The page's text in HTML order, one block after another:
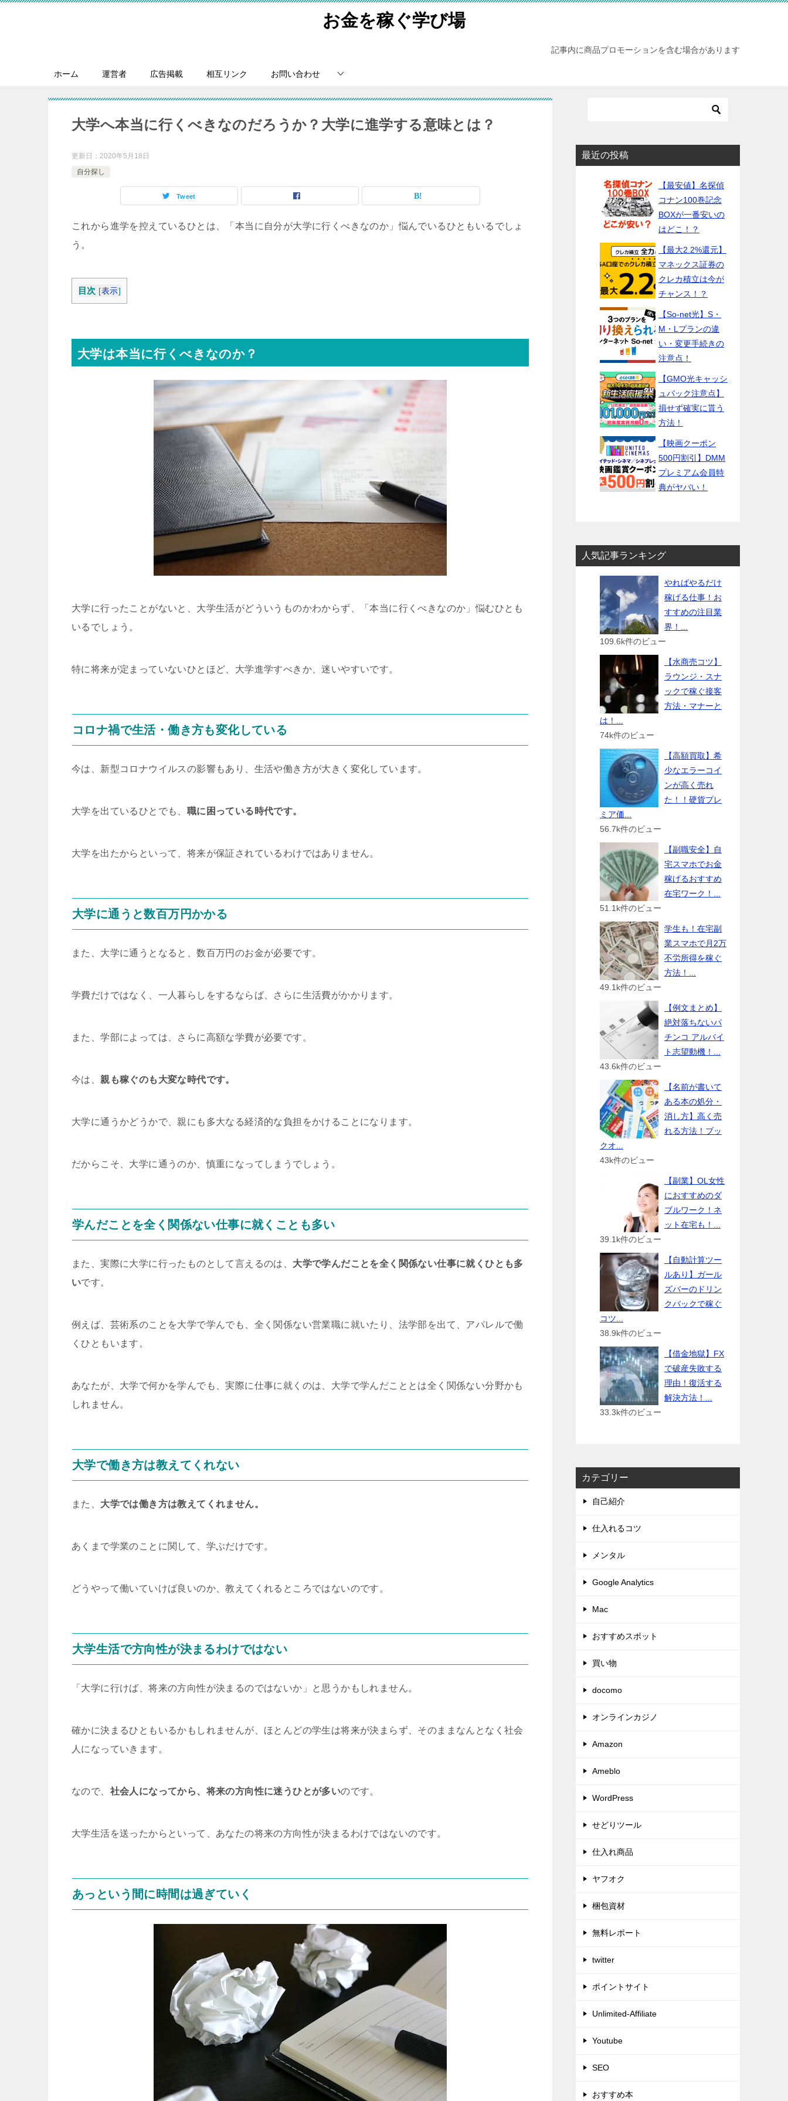
お金を稼ぐ学び場
記事内に商品プロモーションを含む場合があります
ホーム 運営者 広告掲載 相互リンク お問い合わせ
大学へ本当に行くべきなのだろうか？大学に進学する意味とは？
更新日： 2020年5月18日
自分探し
Tweet
これから進学を控えているひとは、「本当に自分が大学に行くべきなのか」悩んでいるひともいるでしょ
う。
目次 [表示]
大学は本当に行くべきなのか？
大学に行ったことがないと、大学生活がどういうものかわからず、「本当に行くべきなのか」悩むひとも
いるでしょう。
特に将来が定まっていないひとほど、大学進学すべきか、迷いやすいです。
コロナ禍で生活・働き方も変化している
今は、新型コロナウイルスの影響もあり、生活や働き方が大きく変化しています。
大学を出ているひとでも、 職に困っている時代です。
大学を出たからといって、将来が保証されているわけではありません。
大学に通うと数百万円かかる
また、大学に通うとなると、数百万円のお金が必要です。
学費だけではなく、一人暮らしをするならば、さらに生活費がかかります。
また、学部によっては、さらに高額な学費が必要です。
今は、 親も稼ぐのも大変な時代です。
大学に通うかどうかで、親にも多大なる経済的な負担をかけることになります。
だからこそ、大学に通うのか、慎重になってしまうでしょう。
学んだことを全く関係ない仕事に就くことも多い
また、実際に大学に行ったものとして言えるのは、 大学で学んだことを全く関係ない仕事に就くひとも多
いです。
例えば、芸術系のことを大学で学んでも、全く関係ない営業職に就いたり、法学部を出て、アパレルで働
くひともいます。
あなたが、大学で何かを学んでも、実際に仕事に就くのは、大学で学んだこととは全く関係ない分野かも
しれません。
大学で働き方は教えてくれない
また、 大学では働き方は教えてくれません。
あくまで学業のことに関して、学ぶだけです。
どうやって働いていけば良いのか、教えてくれるところではないのです。
大学生活で方向性が決まるわけではない
「大学に行けば、将来の方向性が決まるのではないか」と思うかもしれません。
確かに決まるひともいるかもしれませんが、ほとんどの学生は将来が決まらず、そのままなんとなく社会
人になっていきます。
なので、 社会人になってから、将来の方向性に迷うひとが多いのです。
大学生活を送ったからといって、あなたの将来の方向性が決まるわけではないのです。
あっという間に時間は過ぎていく
最近の投稿
【最安値】名探偵
コナン100巻記念
BOXが一番安いの
はどこ！？
【最大2.2%還元】
マネックス証券の
クレカ積立は今が
チャンス！？
【So-net光】S・
M・Lプランの違
い・変更手続きの
注意点！
【GMO光キャッシ
ュバック注意点】
損せず確実に貰う
方法！
【映画クーポン
500円割引】DMM
プレミアム会員特
典がヤバい！
人気記事ランキング
やればやるだけ
稼げる仕事！お
すすめの注目業
界！...
109.6k件のビュー
【水商売コツ】
ラウンジ・スナ
ックで稼ぐ接客
方法・マナーと
は！...
74k件のビュー
【高額買取】希
少なエラーコイ
ンが高く売れ
た！！硬貨プレ
ミア価...
56.7k件のビュー
【副職安全】自
宅スマホでお金
稼げるおすすめ
在宅ワーク！...
51.1k件のビュー
学生も！在宅副
業スマホで月2万
不労所得を稼ぐ
方法！...
49.1k件のビュー
【例文まとめ】
絶対落ちないパ
チンコ アルバイ
ト志望動機！...
43.6k件のビュー
【名前が書いて
ある本の処分・
消し方】高く売
れる方法！ブッ
クオ...
43k件のビュー
【副業】OL女性
におすすめのダ
ブルワーク！ネ
ット在宅も！...
39.1k件のビュー
【自動計算ツー
ルあり】ガール
ズバーのドリン
クバックで稼ぐ
コツ...
38.9k件のビュー
【借金地獄】FX
で破産失敗する
理由！復活する
解決方法！...
33.3k件のビュー
カテゴリー
自己紹介
仕入れるコツ
メンタル
Google Analytics
Mac
おすすめスポット
買い物
docomo
オンラインカジノ
Amazon
Ameblo
WordPress
せどりツール
仕入れ商品
ヤフオク
梱包資材
無料レポート
twitter
ポイントサイト
Unlimited-Affiliate
Youtube
SEO
おすすめ本